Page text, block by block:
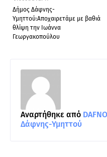
Δήμος Δάφνης-
Υμηττού:Aποχαιρετάμε με βαθιά
θλίψη την Ιωάννα
Γεωργακοπούλου
Αναρτήθηκε από
Δάφνης-Υμηττού